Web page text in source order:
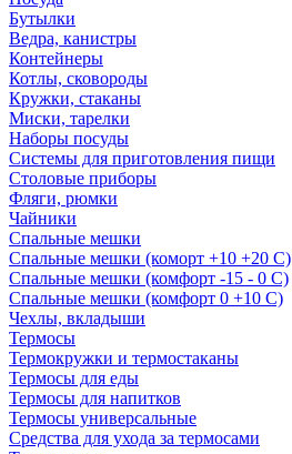
Бутылки
Ведра, канистры
Контейнеры
Котлы, сковороды
Кружки, стаканы
Миски, тарелки
Наборы посуды
Системы для приготовления пищи
Столовые приборы
Фляги, рюмки
Чайники
Спальные мешки
Спальные мешки (коморт +10 +20 С)
Спальные мешки (комфорт -15 - 0 С)
Спальные мешки (комфорт 0 +10 С)
Чехлы, вкладыши
Термосы
Термокружки и термостаканы
Термосы для еды
Термосы для напитков
Термосы универсальные
Средства для ухода за термосами